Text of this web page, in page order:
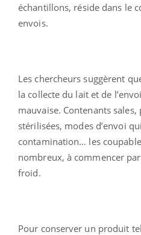
échantillons, réside dans le
envois.
Les chercheurs suggèrent
la collecte du lait et de
mauvaise. Contenants
stérilisées, modes d’envoi
contamination… les
nombreux, à commencer
froid.
Pour conserver un produit